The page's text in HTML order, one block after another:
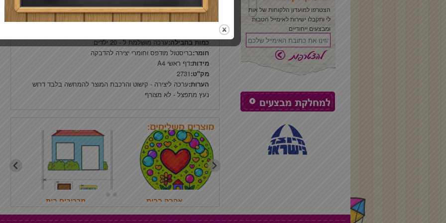
הצטרפו למועדון הלקוחות של אות
לי ותקבלו ישירות לאימייל הטבות
ומבצעים ייחודיים
כמות בחבילה:ערכה מושלמת ל - 20 ילדים
חומר:בריסטול מודפס וחומרי יצירה להדבקה
מידות:דף ראשי A4
מק"ט:2731
הערות:ערכה ליצירה - קישוט והרכבת המוצר להמחשה בלבד דרוש
נעץ מתפצל - לא מצורף
תמונה משפחתית אהבה בבית מרכיבים בית